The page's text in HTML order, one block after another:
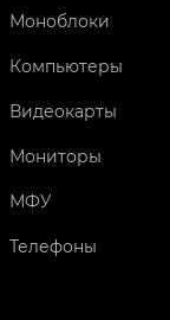
Моноблоки
Компьютеры
Видеокарты
Мониторы
МФУ
Телефоны